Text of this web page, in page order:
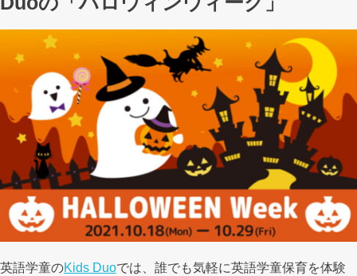
英語学童のKids Duoでは、誰でも気軽に英語学童保育を体験